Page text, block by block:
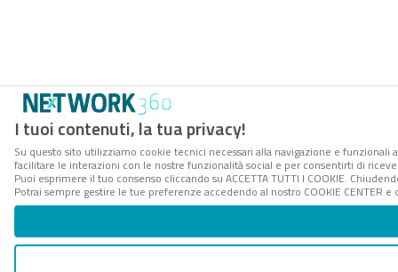
I tuoi contenuti, la tua privacy!
Su questo sito utilizziamo cookie tecnici necessari alla navigazione e
facilitare le interazioni con le nostre funzionalità social e per consentirti di
Puoi esprimere il tuo consenso cliccando su ACCETTA TUTTI I COOKIE.
Potrai sempre gestire le tue preferenze accedendo al nostro COOKIE